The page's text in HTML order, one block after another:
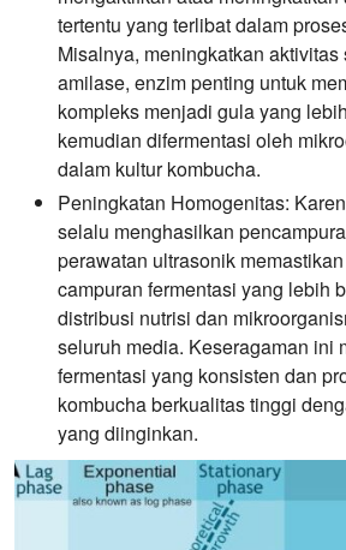
tertentu yang terlibat dalam
Misalnya, meningkatkan
amilase, enzim penting untuk
kompleks menjadi gula yang
kemudian difermentasi oleh
dalam kultur kombucha.
Peningkatan Homogenitas:
selalu menghasilkan
perawatan ultrasonik
campuran fermentasi yang lebih
distribusi nutrisi dan
seluruh media. Keseragaman ini
fermentasi yang konsisten dan
kombucha berkualitas tinggi
yang diinginkan.